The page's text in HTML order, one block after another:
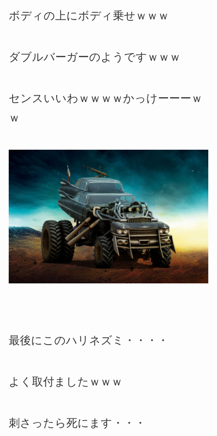
ボディの上にボディ乗せｗｗｗ
ダブルバーガーのようですｗｗｗ
センスいいわｗｗｗｗかっけーーーｗ
ｗ
最後にこのハリネズミ・・・・
よく取付ましたｗｗｗ
刺さったら死にます・・・